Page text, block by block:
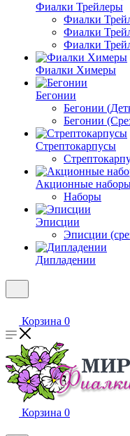
Фиалки Трейлеры
Фиалки
Фиалки
Фиалки
Фиалки Химеры
Бегонии
Бегонии
Бегонии
Стрептокарпусы
Акционные
Наборы
Эписции
Эписции
Дипладении
Корзина 0
Корзина 0